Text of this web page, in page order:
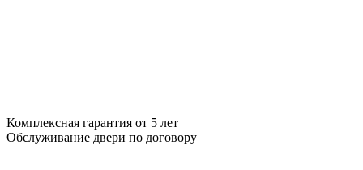
Комплексная гарантия от 5 лет
Обслуживание двери по договору